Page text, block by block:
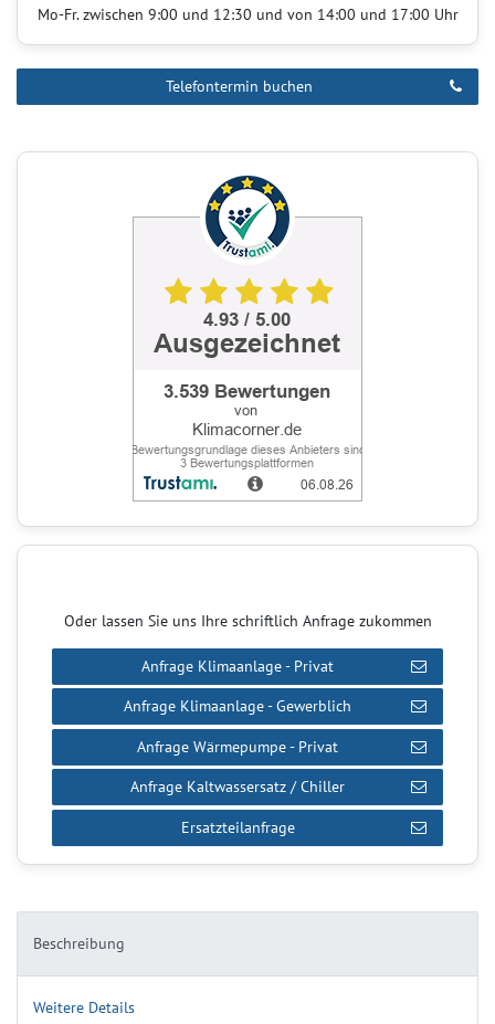
Beschreibung
Weitere Details
Mo-Fr. zwischen 9:00 und 12:30 und von 14:00 und 17:00 Uhr
Telefontermin buchen
Oder lassen Sie uns Ihre schriftlich Anfrage zukommen
Anfrage Klimaanlage - Privat
Anfrage Klimaanlage - Gewerblich
Anfrage Wärmepumpe - Privat
Anfrage Kaltwassersatz / Chiller
Ersatzteilanfrage